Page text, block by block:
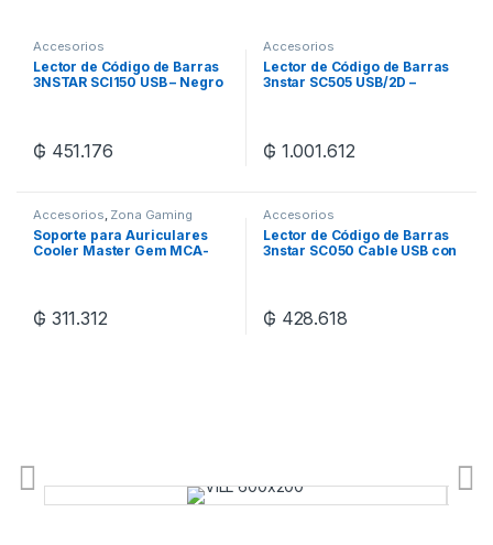
Accesorios
Lector de Código de Barras
3NSTAR SCI150 USB – Negro
₲ 451.176
Accesorios
Lector de Código de Barras
3nstar SC505 USB/2D –
₲ 1.001.612
Accesorios, Zona Gaming
Soporte para Auriculares
Cooler Master Gem MCA-
₲ 311.312
Accesorios
Lector de Código de Barras
3nstar SC050 Cable USB con
₲ 428.618